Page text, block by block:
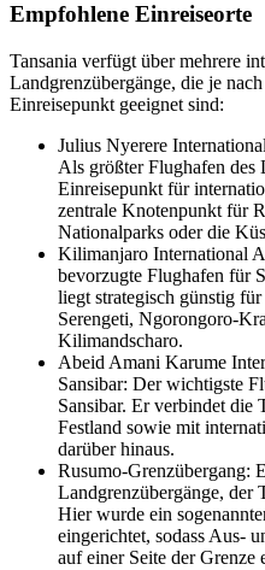
Empfohlene Einreiseorte
Tansania verfügt über mehrere
Landgrenzübergänge, die je
Einreisepunkt geeignet sind:
Julius Nyerere
Als größter Flughafen des
Einreisepunkt für
zentrale Knotenpunkt für
Nationalparks oder die
Kilimanjaro International
bevorzugte Flughafen für
liegt strategisch günstig
Serengeti, Ngorongoro-
Kilimandscharo.
Abeid Amani Karume
Sansibar: Der wichtigste
Sansibar. Er verbindet die
Festland sowie mit
darüber hinaus.
Rusumo-Grenzübergang:
Landgrenzübergänge, der
Hier wurde ein
eingerichtet, sodass Aus-
auf einer Seite der Grenze